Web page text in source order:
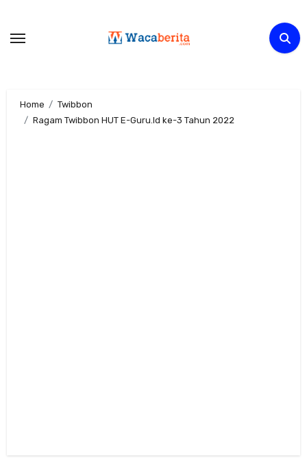
content
Home
Twibbon
Ragam Twibbon HUT E-Guru.Id ke-3 Tahun 2022